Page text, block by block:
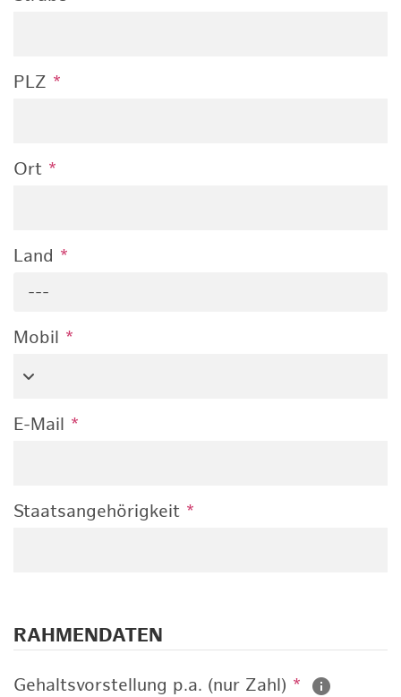
PLZ *
Ort *
Land *
---
Mobil *
E-Mail *
Staatsangehörigkeit *
RAHMENDATEN
Gehaltsvorstellung p.a. (nur Zahl) *